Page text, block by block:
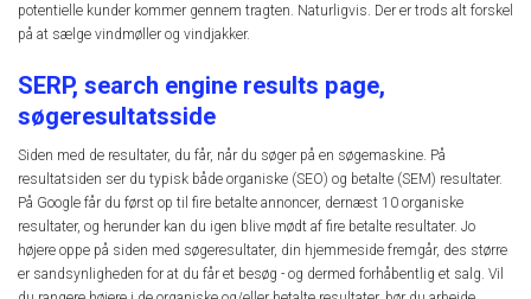
potentielle kunder kommer gennem tragten. Naturligvis. Der er trods alt forskel
på at sælge vindmøller og vindjakker.
SERP, search engine results page,
søgeresultatsside
Siden med de resultater, du får, når du søger på en søgemaskine. På
resultatsiden ser du typisk både organiske (SEO) og betalte (SEM) resultater.
På Google får du først op til fire betalte annoncer, dernæst 10 organiske
resultater, og herunder kan du igen blive mødt af fire betalte resultater. Jo
højere oppe på siden med søgeresultater, din hjemmeside fremgår, des større
er sandsynligheden for at du får et besøg - og dermed forhåbentlig et salg. Vil